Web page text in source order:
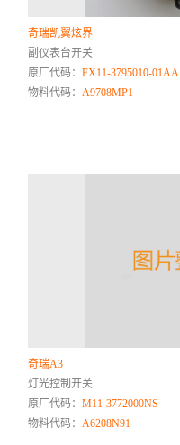
奇瑞凯翼炫界
副仪表台开关
原厂代码：FX11-3795010-01AA
物料代码：A9708MP1
奇瑞A3
灯光控制开关
原厂代码：M11-3772000NS
物料代码：A6208N91